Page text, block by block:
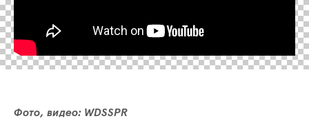
Фото, видео: WDSSPR